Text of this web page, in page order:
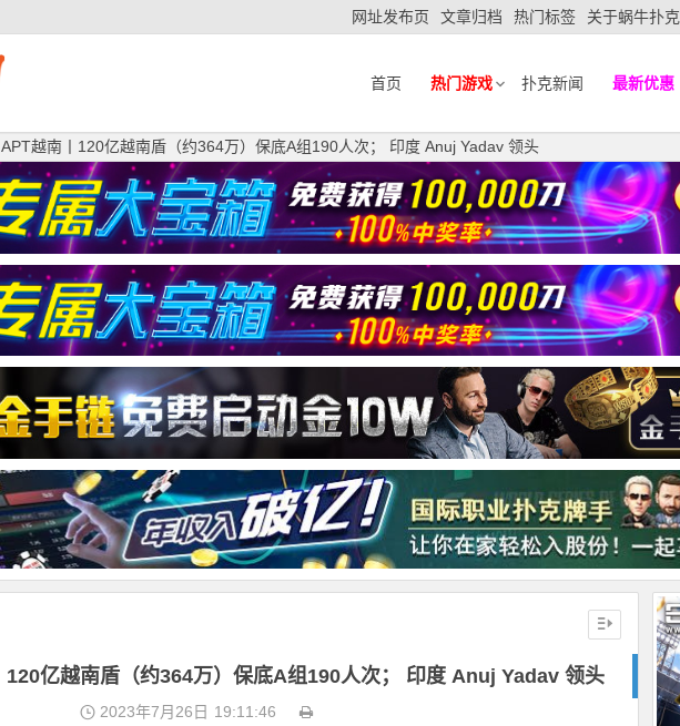
网址发布页 文章归档 热门标签 关于蜗牛扑克
首页 热门游戏 扑克新闻 最新优惠
APT越南丨120亿越南盾（约364万）保底A组190人次； 印度 Anuj Yadav 领头
120亿越南盾（约364万）保底A组190人次； 印度 Anuj Yadav 领头
2023年7月26日 19:11:46